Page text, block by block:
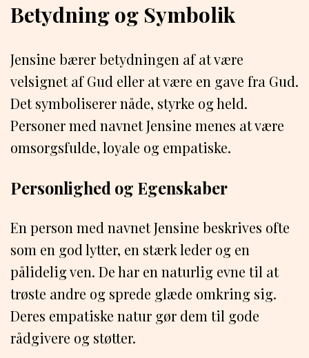
Betydning og Symbolik
Jensine bærer betydningen af ​​at være
velsignet af Gud eller at være en gave fra Gud.
Det symboliserer nåde, styrke og held.
Personer med navnet Jensine menes at være
omsorgsfulde, loyale og empatiske.
Personlighed og Egenskaber
En person med navnet Jensine beskrives ofte
som en god lytter, en stærk leder og en
pålidelig ven. De har en naturlig evne til at
trøste andre og sprede glæde omkring sig.
Deres empatiske natur gør dem til gode
rådgivere og støtter.